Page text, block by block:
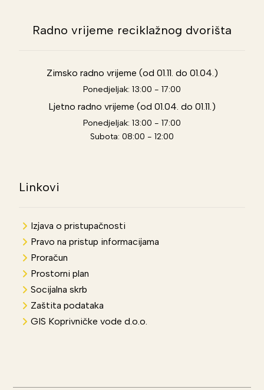
Radno vrijeme reciklažnog dvorišta
Zimsko radno vrijeme (od 01.11. do 01.04.)
Ponedjeljak: 13:00 - 17:00
Ljetno radno vrijeme (od 01.04. do 01.11.)
Ponedjeljak: 13:00 - 17:00
Subota: 08:00 - 12:00
Linkovi
Izjava o pristupačnosti
Pravo na pristup informacijama
Proračun
Prostorni plan
Socijalna skrb
Zaštita podataka
GIS Koprivničke vode d.o.o.